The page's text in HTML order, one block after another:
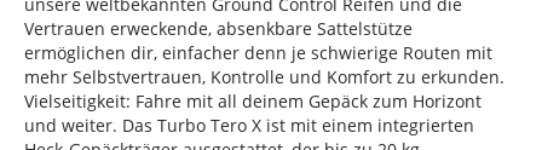
Vertrauen erweckende, absenkbare Sattelstütze
ermöglichen dir, einfacher denn je schwierige Routen mit
mehr Selbstvertrauen, Kontrolle und Komfort zu erkunden.
Vielseitigkeit: Fahre mit all deinem Gepäck zum Horizont
und weiter. Das Turbo Tero X ist mit einem integrierten